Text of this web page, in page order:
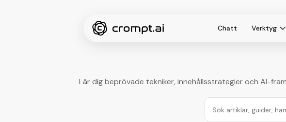
Chatt Verktyg
Lär dig beprövade tekniker, innehållsstrategier och AI-